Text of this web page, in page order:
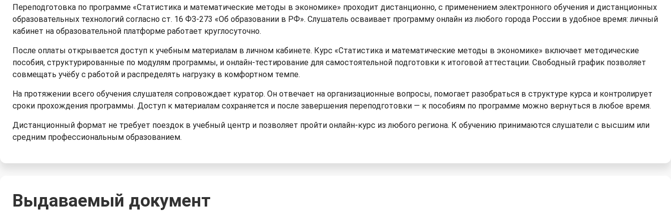
Переподготовка по программе «Статистика и математические методы в экономике» проходит дистанционно, с применением электронного обучения и дистанционных
образовательных технологий согласно ст. 16 ФЗ-273 «Об образовании в РФ». Слушатель осваивает программу онлайн из любого города России в удобное время: личный
кабинет на образовательной платформе работает круглосуточно.
После оплаты открывается доступ к учебным материалам в личном кабинете. Курс «Статистика и математические методы в экономике» включает методические
пособия, структурированные по модулям программы, и онлайн-тестирование для самостоятельной подготовки к итоговой аттестации. Свободный график позволяет
совмещать учёбу с работой и распределять нагрузку в комфортном темпе.
На протяжении всего обучения слушателя сопровождает куратор. Он отвечает на организационные вопросы, помогает разобраться в структуре курса и контролирует
сроки прохождения программы. Доступ к материалам сохраняется и после завершения переподготовки — к пособиям по программе можно вернуться в любое время.
Дистанционный формат не требует поездок в учебный центр и позволяет пройти онлайн-курс из любого региона. К обучению принимаются слушатели с высшим или
средним профессиональным образованием.
Выдаваемый документ